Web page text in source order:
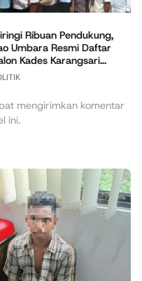
Ribuan Pendukung,
Umbara Resmi Daftar
Kades Karangsari...
mengirimkan komentar
ini.